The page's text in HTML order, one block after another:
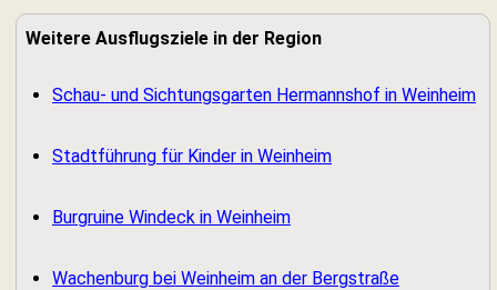
Weitere Ausflugsziele in der Region
Schau- und Sichtungsgarten Hermannshof in Weinheim
Stadtführung für Kinder in Weinheim
Burgruine Windeck in Weinheim
Wachenburg bei Weinheim an der Bergstraße